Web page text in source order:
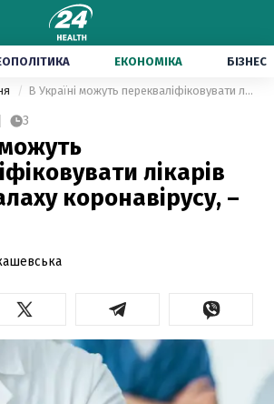
ЕКОНОМІКА БІЗНЕС
В Україні можуть перекваліфіковувати лікарів на час спалаху коронавірусу, – МОЗ
3
лікарів
коронавірусу, –